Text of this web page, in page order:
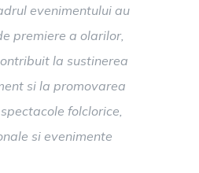
evenimentului au
premiere a olarilor,
la sustinerea
si la promovarea
folclorice,
si evenimente